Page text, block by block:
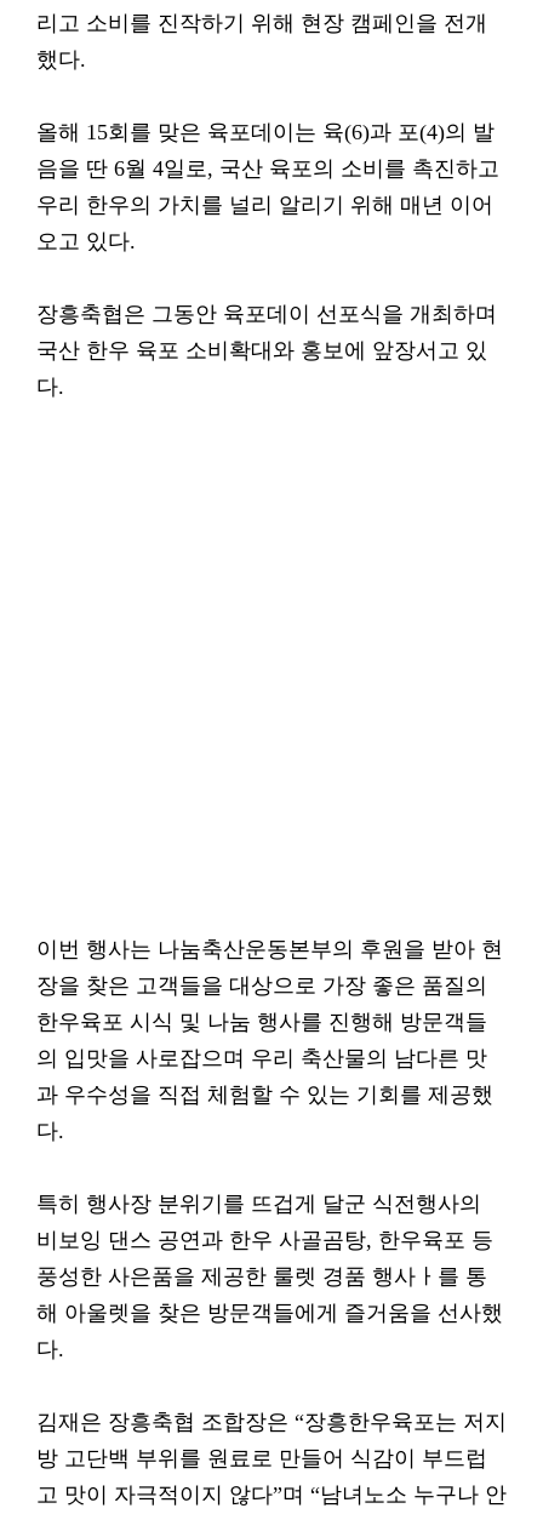
리고 소비를 진작하기 위해 현장 캠페인을 전개
했다.
올해 15회를 맞은 육포데이는 육(6)과 포(4)의 발
음을 딴 6월 4일로, 국산 육포의 소비를 촉진하고
우리 한우의 가치를 널리 알리기 위해 매년 이어
오고 있다.
장흥축협은 그동안 육포데이 선포식을 개최하며
국산 한우 육포 소비확대와 홍보에 앞장서고 있
다.
이번 행사는 나눔축산운동본부의 후원을 받아 현
장을 찾은 고객들을 대상으로 가장 좋은 품질의
한우육포 시식 및 나눔 행사를 진행해 방문객들
의 입맛을 사로잡으며 우리 축산물의 남다른 맛
과 우수성을 직접 체험할 수 있는 기회를 제공했
다.
특히 행사장 분위기를 뜨겁게 달군 식전행사의
비보잉 댄스 공연과 한우 사골곰탕, 한우육포 등
풍성한 사은품을 제공한 룰렛 경품 행사ㅏ를 통
해 아울렛을 찾은 방문객들에게 즐거움을 선사했
다.
김재은 장흥축협 조합장은 “장흥한우육포는 저지
방 고단백 부위를 원료로 만들어 식감이 부드럽
고 맛이 자극적이지 않다”며 “남녀노소 누구나 안